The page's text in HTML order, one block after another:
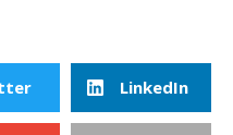
LinkedIn